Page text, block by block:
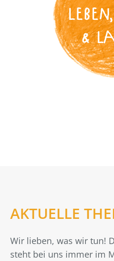
&
AKTUELLE
Wir lieben, was wir tun!
steht bei uns immer im